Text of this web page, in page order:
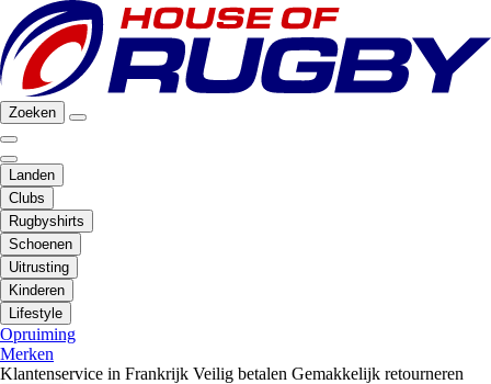
Zoeken
Landen
Clubs
Rugbyshirts
Schoenen
Uitrusting
Kinderen
Lifestyle
Opruiming
Merken
Klantenservice in Frankrijk Veilig betalen Gemakkelijk retourneren